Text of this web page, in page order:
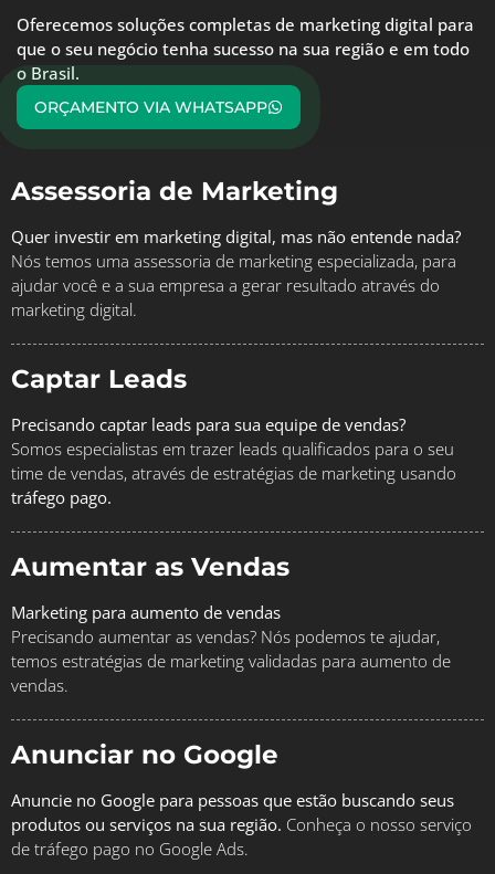
Oferecemos soluções completas de marketing digital para
que o seu negócio tenha sucesso na sua região e em todo
o Brasil.
ORÇAMENTO VIA WHATSAPP
Assessoria de Marketing
Quer investir em marketing digital, mas não entende nada?
Nós temos uma assessoria de marketing especializada, para
ajudar você e a sua empresa a gerar resultado através do
marketing digital.
Captar Leads
Precisando captar leads para sua equipe de vendas?
Somos especialistas em trazer leads qualificados para o seu
time de vendas, através de estratégias de marketing usando
tráfego pago.
Aumentar as Vendas
Marketing para aumento de vendas
Precisando aumentar as vendas? Nós podemos te ajudar,
temos estratégias de marketing validadas para aumento de
vendas.
Anunciar no Google
Anuncie no Google para pessoas que estão buscando seus
produtos ou serviços na sua região. Conheça o nosso serviço
de tráfego pago no Google Ads.